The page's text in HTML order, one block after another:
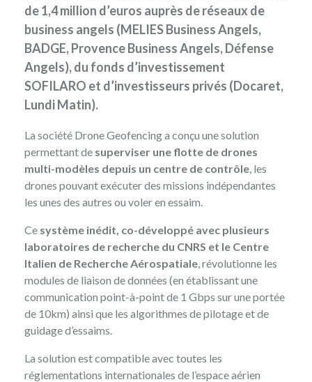
de 1,4 million d’euros auprès de réseaux de
business angels (MELIES Business Angels,
BADGE, Provence Business Angels, Défense
Angels), du fonds d’investissement
SOFILARO et d’investisseurs privés (Docaret,
Lundi Matin).
La société Drone Geofencinga conçu une solution
permettant de superviser une flotte de drones
multi-modèles depuis un centre de contrôle , les
drones pouvant exécuter des missions indépendantes
les unes des autres ou voler en essaim.
Ce système inédit, co-développé avec plusieurs
laboratoires de recherche du CNRS et le Centre
Italien de Recherche Aérospatiale , révolutionne les
modules de liaison de données (en établissant une
communication point-à-point de 1 Gbps sur une portée
de 10km) ainsi que les algorithmes de pilotage et de
guidage d’essaims.
La solution est compatible avec toutes les
réglementations internationales de l’espace aérien